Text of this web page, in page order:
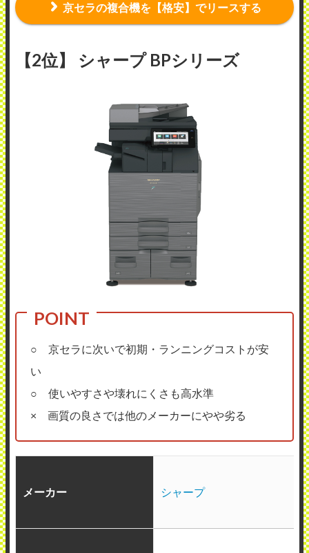
京セラの複合機を【格安】でリースする
【2位】 シャープ BPシリーズ
○ 京セラに次いで初期・ランニングコストが安
い
○ 使いやすさや壊れにくさも高水準
× 画質の良さでは他のメーカーにやや劣る
メーカー シャープ